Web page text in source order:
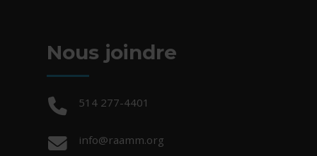
Nous joindre
Téléphone :
514 277-4401
Courriel :
info@raamm.org